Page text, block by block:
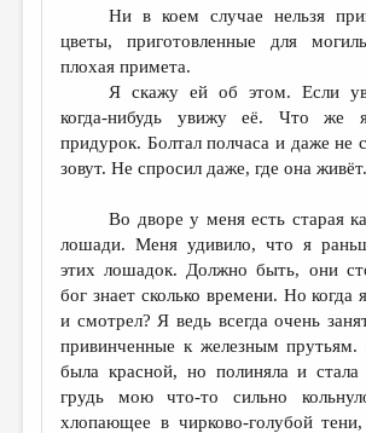
Ни в коем случае нельзя
цветы, приготовленные для
плохая примета.
Я скажу ей об этом. Если
когда-нибудь увижу её. Что же
придурок. Болтал полчаса и даже не
зовут. Не спросил даже, где она живёт.
Во дворе у меня есть старая
лошади. Меня удивило, что я
этих лошадок. Должно быть, они
бог знает сколько времени. Но когда
и смотрел? Я ведь всегда очень
привинченные к железным прутьям.
была красной, но полиняла и
грудь мою что-то сильно
хлопающее в чирково-голубой